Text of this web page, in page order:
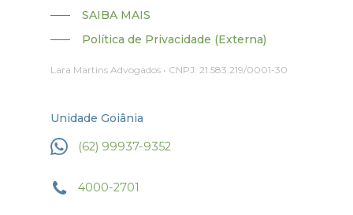
SAIBA MAIS
Política de Privacidade (Externa)
Lara Martins Advogados • CNPJ: 21.583.219/0001-30
Unidade Goiânia
(62) 99937-9352
4000-2701